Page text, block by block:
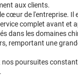
aux clients.
cœur de l'entreprise. Il
complet avant et
dans les domaines
remportant une
poursuites